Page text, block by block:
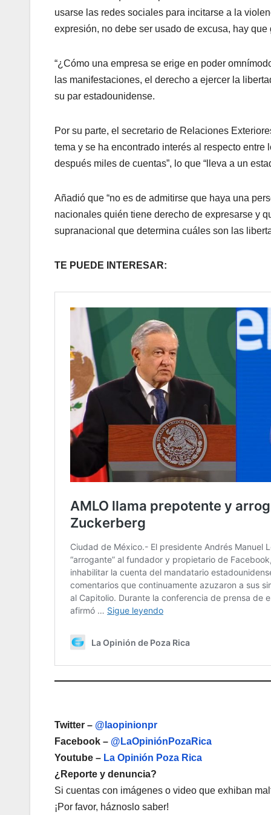
usarse las redes sociales para incitarse a la
expresión, no debe ser usado de excusa, hay
“¿Cómo una empresa se erige en poder
las manifestaciones, el derecho a ejercer la
su par estadounidense.
Por su parte, el secretario de Relaciones
tema y se ha encontrado interés al respecto
después miles de cuentas”, lo que “lleva a un
Añadió que “no es de admitirse que haya una
nacionales quién tiene derecho de expresarse y
supranacional que determina cuáles son las
TE PUEDE INTERESAR:
Twitter – @laopinionpr
Facebook – @LaOpiniónPozaRica
Youtube – La Opinión Poza Rica
¿Reporte y denuncia?
Si cuentas con imágenes o video que exhiban
¡Por favor, háznoslo saber!